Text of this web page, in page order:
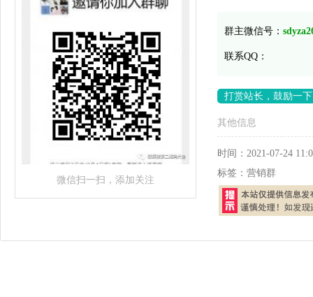
微信扫一扫，添加关注
群主微信号：
联系QQ：
打赏站长，鼓励一
其他信息
时间： 2021-07-24
标签： 营销群